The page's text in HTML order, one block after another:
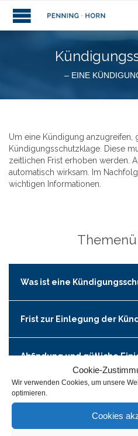
Cookie-
Wir verwenden Cookies, um unsere
optimieren.
Cookies
– EINE
Um eine Kündigung anzugreifen,
Kündigungsschutzklage. Diese
zeitlichen Frist erhoben werden.
automatisch wirksam. Im
wichtigen Informationen.
Was ist eine
Frist zur Einlegung der
Abfindung und gütliche
Fortbestand des
Was kann Ihr Fachwanwalt